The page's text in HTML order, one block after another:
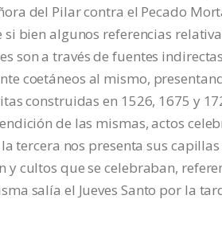
del Pilar contra el Pecado
si bien algunos referencias
son a través de fuentes
coetáneos al mismo,
construidas en 1526, 1675 y
de las mismas, actos
tercera nos presenta sus
y cultos que se celebraban,
salía el Jueves Santo por la